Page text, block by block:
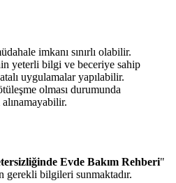
imkanı sınırlı olabilir.
yeterli bilgi ve beceriye sahip
uygulamalar yapılabilir.
olması durumunda
alınamayabilir.
Evde Bakım Rehberi"
gerekli bilgileri sunmaktadır.